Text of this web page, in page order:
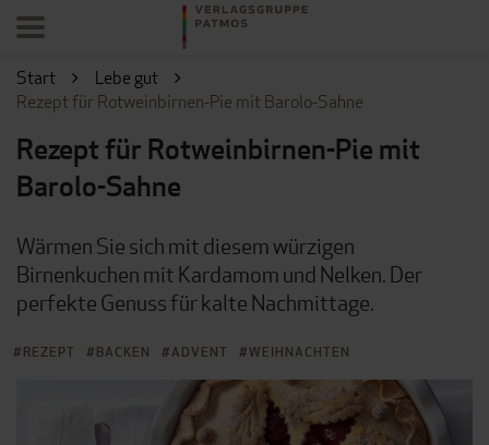
Start
Lebe gut
Rezept für Rotweinbirnen-Pie mit Barolo-Sahne
Rezept für Rotweinbirnen-Pie mit
Barolo-Sahne
Wärmen Sie sich mit diesem würzigen
Birnenkuchen mit Kardamom und Nelken. Der
perfekte Genuss für kalte Nachmittage.
REZEPT BACKEN ADVENT WEIHNACHTEN